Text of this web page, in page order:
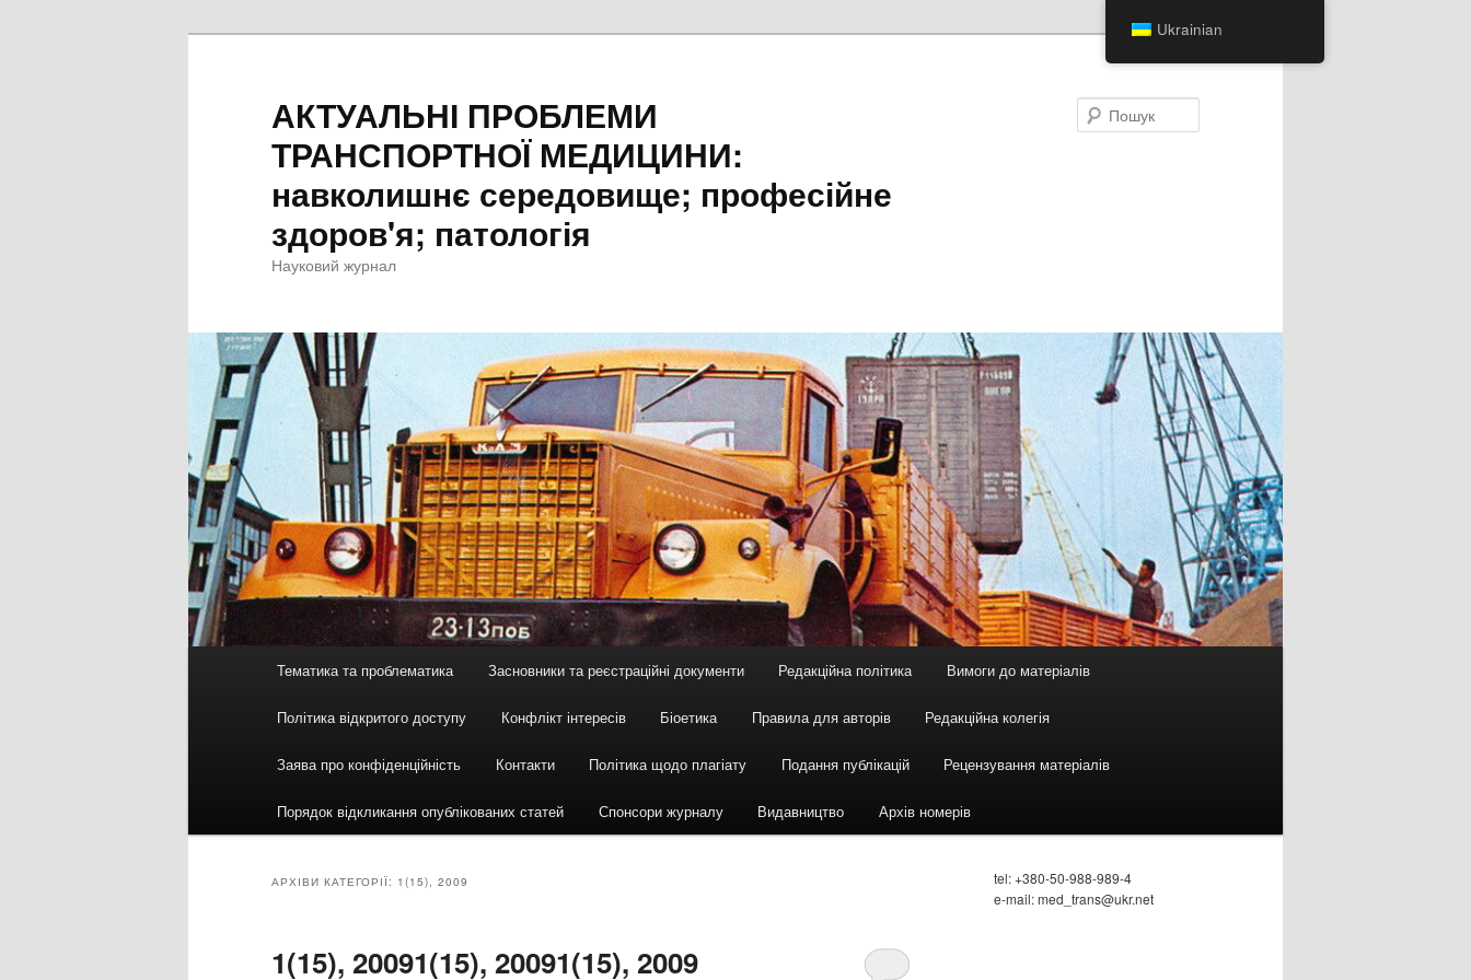
АКТУАЛЬНІ ПРОБЛЕМИ
ТРАНСПОРТНОЇ МЕДИЦИНИ:
навколишнє середовище; професійне
здоров'я; патологія
Науковий журнал
Тематика та проблематика Засновники та реєстраційні документи Редакційна політика Вимоги до матеріалів
Політика відкритого доступу Конфлікт інтересів Біоетика Правила для авторів Редакційна колегія
Заява про конфіденційність Контакти Політика щодо плагіату Подання публікацій Рецензування матеріалів
Порядок відкликання опублікованих статей Спонсори журналу Видавництво Архів номерів
АРХІВИ КАТЕГОРІЇ: 1(15), 2009
1(15), 20091(15), 20091(15), 2009
tel: +380-50-988-989-4
e-mail: med_trans@ukr.net
Ukrainian